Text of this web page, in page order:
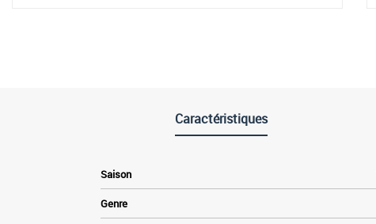
Caractéristiques
Saison
Genre